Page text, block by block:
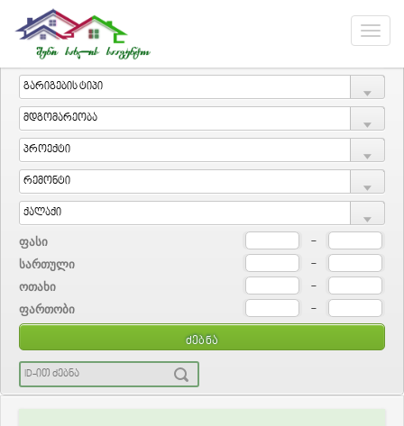
ფასი -
სართული -
ოთახი -
ფართობი -